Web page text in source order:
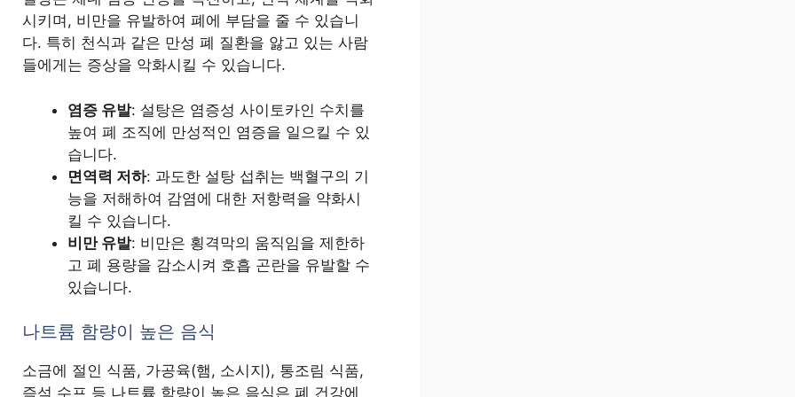
시키며, 비만을 유발하여 폐에 부담을 줄 수 있습니
다. 특히 천식과 같은 만성 폐 질환을 앓고 있는 사람
들에게는 증상을 악화시킬 수 있습니다.
염증 유발: 설탕은 염증성 사이토카인 수치를
높여 폐 조직에 만성적인 염증을 일으킬 수 있
습니다.
면역력 저하: 과도한 설탕 섭취는 백혈구의 기
능을 저해하여 감염에 대한 저항력을 약화시
킬 수 있습니다.
비만 유발: 비만은 횡격막의 움직임을 제한하
고 폐 용량을 감소시켜 호흡 곤란을 유발할 수
있습니다.
나트륨 함량이 높은 음식
소금에 절인 식품, 가공육(햄, 소시지), 통조림 식품,
즉석 수프 등 나트륨 함량이 높은 음식은 폐 건강에